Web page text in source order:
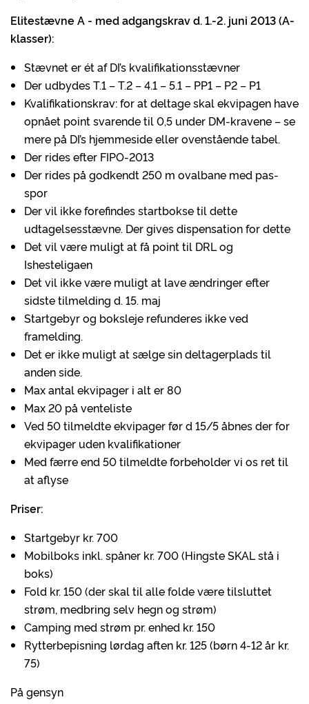
Elitestævne A - med adgangskrav d. 1.-2. juni 2013 (A-
klasser):
Stævnet er ét af DI’s kvalifikationsstævner
Der udbydes T.1 – T.2 – 4.1 – 5.1 – PP1 – P2 – P1
Kvalifikationskrav: for at deltage skal ekvipagen have
opnået point svarende til 0,5 under DM-kravene – se
mere på DI’s hjemmeside eller ovenstående tabel.
Der rides efter FIPO-2013
Der rides på godkendt 250 m ovalbane med pas-
spor
Der vil ikke forefindes startbokse til dette
udtagelsesstævne. Der gives dispensation for dette
Det vil være muligt at få point til DRL og
Ishesteligaen
Det vil ikke være muligt at lave ændringer efter
sidste tilmelding d. 15. maj
Startgebyr og boksleje refunderes ikke ved
framelding.
Det er ikke muligt at sælge sin deltagerplads til
anden side.
Max antal ekvipager i alt er 80
Max 20 på venteliste
Ved 50 tilmeldte ekvipager før d 15/5 åbnes der for
ekvipager uden kvalifikationer
Med færre end 50 tilmeldte forbeholder vi os ret til
at aflyse
Priser:
Startgebyr kr. 700
Mobilboks inkl. spåner kr. 700 (Hingste SKAL stå i
boks)
Fold kr. 150 (der skal til alle folde være tilsluttet
strøm, medbring selv hegn og strøm)
Camping med strøm pr. enhed kr. 150
Rytterbepisning lørdag aften kr. 125 (børn 4-12 år kr.
75)
På gensyn